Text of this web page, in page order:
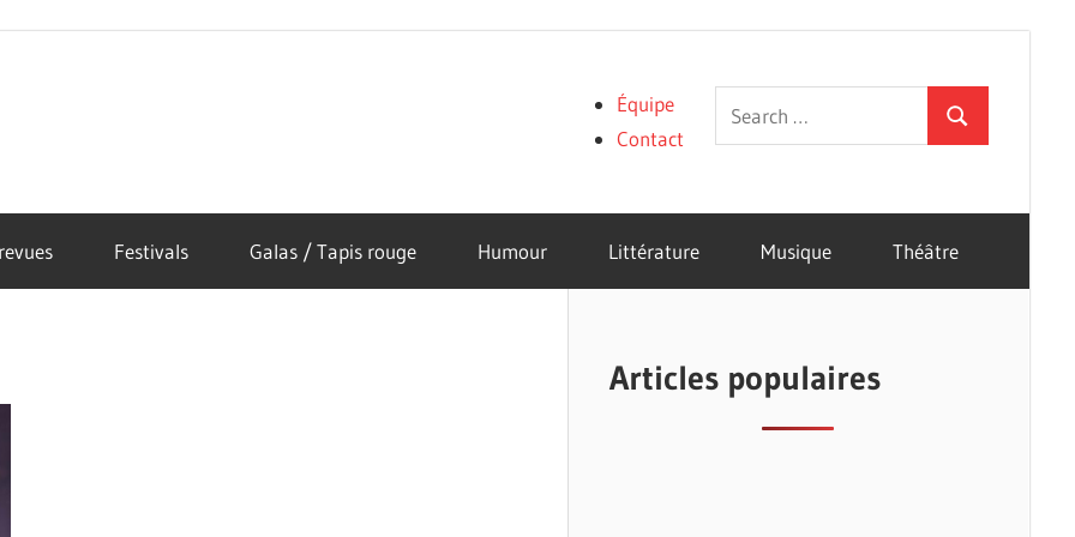
Search
for:
Search
Équipe
Contact
Festivals Galas / Tapis rouge Humour Littérature Musique Théâtre
Articles populaires